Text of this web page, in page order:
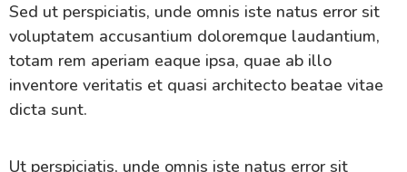
Sed ut perspiciatis, unde omnis iste natus error sit
voluptatem accusantium doloremque laudantium,
totam rem aperiam eaque ipsa, quae ab illo
inventore veritatis et quasi architecto beatae vitae
dicta sunt.
Ut perspiciatis, unde omnis iste natus error sit